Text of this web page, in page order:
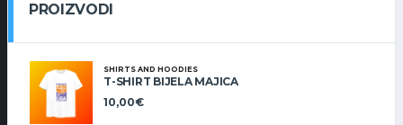
PROIZVODI
SHIRTS AND HOODIES
T-SHIRT BIJELA MAJICA
10,00€